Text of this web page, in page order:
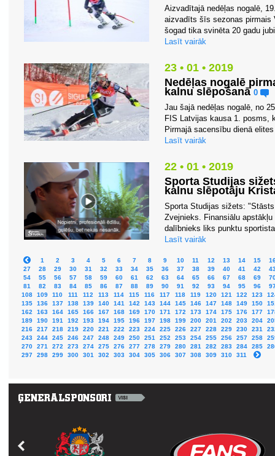
Aizvadītajā nedēļas nogalē,
aizvadīts šīs sezonas pirmais
šogad tika svinēta 20 gadu
Lasīt vairāk
23 • 01 • 2019
Nedēļas nogalē
kalnu slēpošanā 0
Jau šajā nedēļas nogalē, no
FIS Latvijas kausa 1. posms,
Pirmajā sacensību dienā
Lasīt vairāk
22 • 01 • 2019
Sporta Studijas
kalnu slēpotāju
Sporta Studijas sižets:
Zvejnieks. Finansiālu
dalībnieks liks punktu
Lasīt vairāk
1 2 3 4 5 6 7 8 9 10 11 12 13 14 15
27
28 29 30 31 32 33 34 35 36 37 38 39 40 41 42
54
55 56 57 58 59 60 61 62 63 64 65 66 67 68 69
81
82 83 84 85 86 87 88 89 90 91 92 93 94 95 96
108
109 110 111 112 113 114 115 116 117 118 119 120 121 122 123
135
136 137 138 139 140 141 142 143 144 145 146 147 148 149 150
162
163 164 165 166 167 168 169 170 171 172 173 174 175 176 177
189
190 191 192 193 194 195 196 197 198 199 200 201 202 203 204
216
217 218 219 220 221 222 223 224 225 226 227 228 229 230 231
243
244 245 246 247 248 249 250 251 252 253 254 255 256 257 258
270
271 272 273 274 275 276 277 278 279 280 281 282 283 284 285
297
298 299 300 301 302 303 304 305 306 307 308 309 310 311